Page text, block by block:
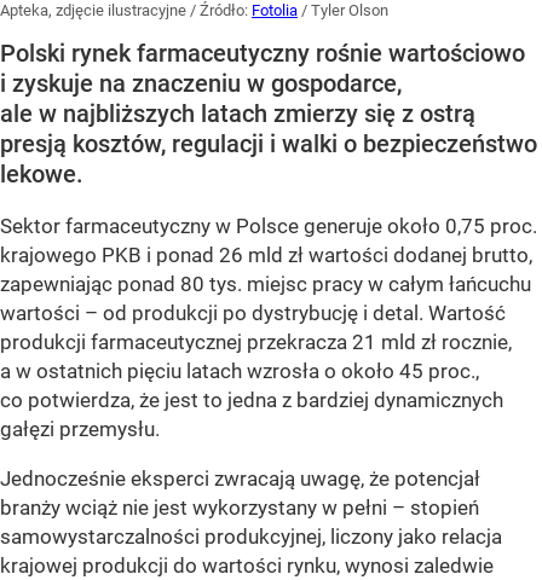
Apteka, zdjęcie ilustracyjne / Źródło: Fotolia / Tyler Olson
Polski rynek farmaceutyczny rośnie wartościowo
i zyskuje na znaczeniu w gospodarce,
ale w najbliższych latach zmierzy się z ostrą
presją kosztów, regulacji i walki o bezpieczeństwo
lekowe.
Sektor farmaceutyczny w Polsce generuje około 0,75 proc.
krajowego PKB i ponad 26 mld zł wartości dodanej brutto,
zapewniając ponad 80 tys. miejsc pracy w całym łańcuchu
wartości – od produkcji po dystrybucję i detal. Wartość
produkcji farmaceutycznej przekracza 21 mld zł rocznie,
a w ostatnich pięciu latach wzrosła o około 45 proc.,
co potwierdza, że jest to jedna z bardziej dynamicznych
gałęzi przemysłu.
Jednocześnie eksperci zwracają uwagę, że potencjał
branży wciąż nie jest wykorzystany w pełni – stopień
samowystarczalności produkcyjnej, liczony jako relacja
krajowej produkcji do wartości rynku, wynosi zaledwie